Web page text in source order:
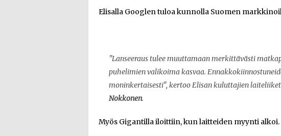
Elisalla Googlen tuloa kunnolla Suomen
"Lanseeraus tulee muuttamaan merkittävästi
puhelimien valikoima kasvaa.
moninkertaisesti", kertoo Elisan kuluttajien
Nokkonen.
Myös Gigantilla iloittiin, kun laitteiden myynti alkoi.